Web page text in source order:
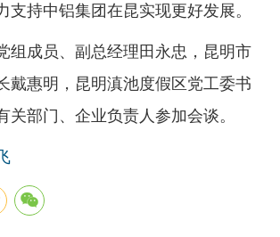
支持中铝集团在昆实现更好发展。
组成员、副总经理田永忠，昆明市
戴惠明，昆明滇池度假区党工委书
关部门、企业负责人参加会谈。